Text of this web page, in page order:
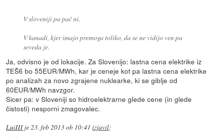
V sloveniji pa pač ni.
V kanadi, kjer imajo premoga toliko, da se ne vidijo ven pa
seveda je.
Ja, odvisno je od lokacije. Za Slovenijo: lastna cena elektrike iz
TEŠ6 bo 55EUR/MWh, kar je ceneje kot pa lastna cena elektrike
po analizah za novo zgrajene nuklearke, ki se giblje od
60EUR/MWh navzgor.
Sicer pa: v Sloveniji so hidroelektrarne glede cene (in glede
čistosti) nesporni zmagovalec.
LuiIII je23. feb 2013 ob 10:41 izjavil: